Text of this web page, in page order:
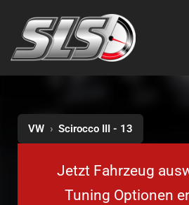
VW › Scirocco III - 13
Jetzt Fahrzeug
Tuning Optionen